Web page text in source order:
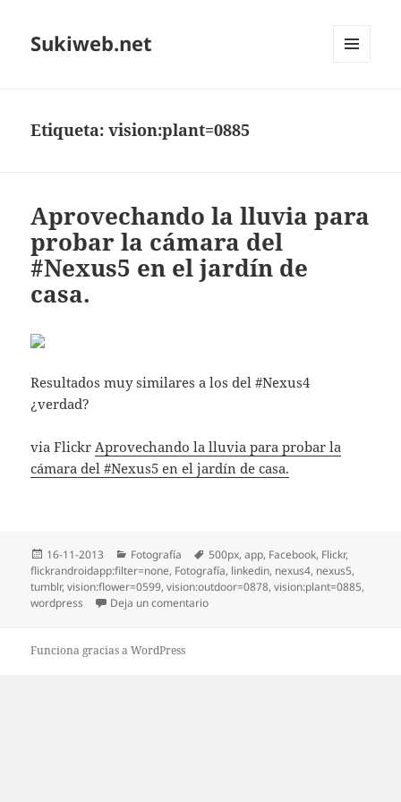
Sukiweb.net
Etiqueta:vision:plant=0885
Aprovechando la lluvia para
probar la cámara del
#Nexus5 en el jardín de
casa.
Resultados muy similares a los del #Nexus4
¿verdad?
via FlickrAprovechando la lluvia para probar la
cámara del #Nexus5 en el jardín de casa.
Publicado
el
16-11-2013 Categorías
Fotografía Etiquetas
500px,app, Facebook, Flickr,
flickrandroidapp:filter=none, Fotografí­a, linkedin, nexus4, nexus5,
tumblr,vision:flower=0599,vision:outdoor=0878,vision:plant=0885,
wordpress
Deja un comentarioen Aprovechando la lluvia para
Funciona gracias a WordPress